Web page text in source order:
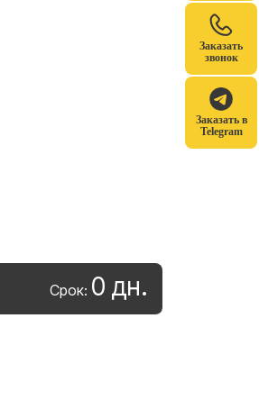
Заказать
звонок
Заказать в
Telegram
Срок: 0 дн.